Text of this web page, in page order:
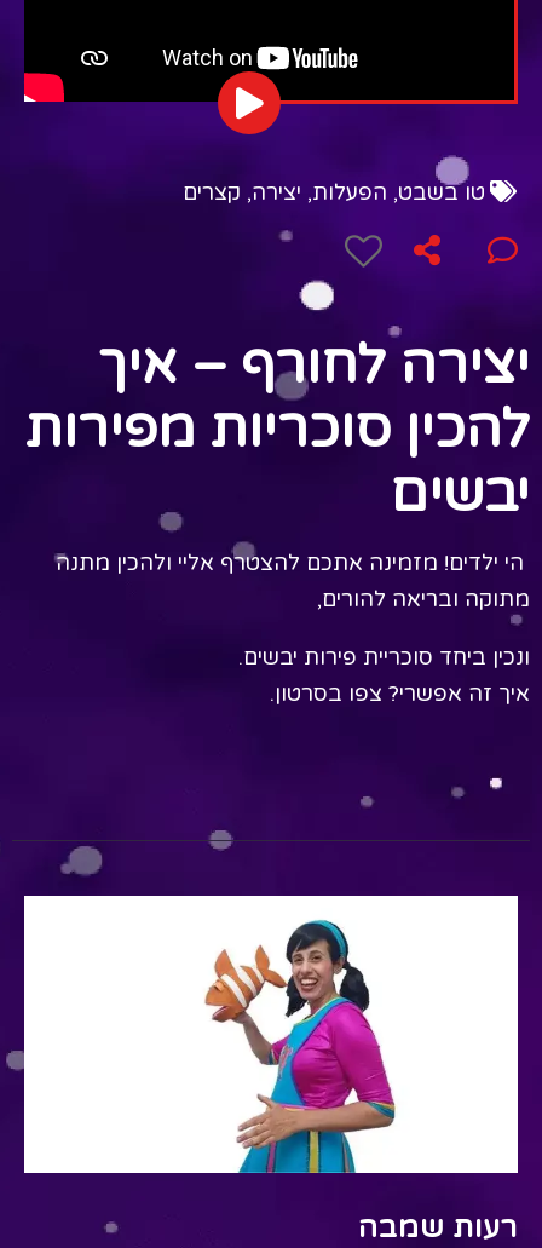
טו בשבט, הפעלות, יצירה, קצרים
יצירה לחורף – איך
להכין סוכריות מפירות
יבשים
הי ילדים! מזמינה אתכם להצטרף אליי ולהכין מתנה
מתוקה ובריאה להורים,
ונכין ביחד סוכריית פירות יבשים.
איך זה אפשרי? צפו בסרטון.
רעות שמבה